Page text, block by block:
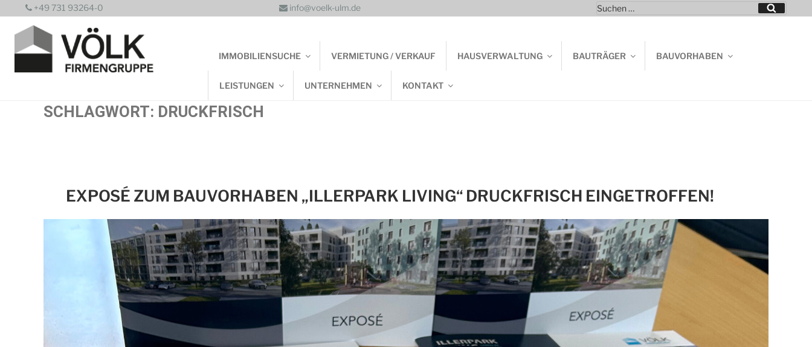
Inhalt
springen
+49 731 93264-0 info@voelk-ulm.de
Suchen
nach:
Suchen
IMMOBILIENSUCHE VERMIETUNG / VERKAUF HAUSVERWALTUNG BAUTRÄGER BAUVORHABEN
LEISTUNGEN UNTERNEHMEN KONTAKT
SCHLAGWORT: DRUCKFRISCH
EXPOSÉ ZUM BAUVORHABEN „ILLERPARK LIVING“ DRUCKFRISCH EINGETROFFEN!